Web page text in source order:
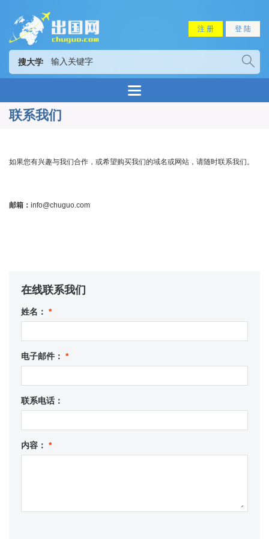
注 册 登 陆
搜大学
联系我们
如果您有兴趣与我们合作，或希望购买我们的域名或网站，请随时联系我们。
邮箱： info@chuguo.com
在线联系我们
姓名： *
电子邮件： *
联系电话：
内容： *